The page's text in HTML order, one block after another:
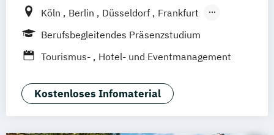
Köln Berlin Düsseldorf
Frankfurt
Hamburg
Idstein München
Wiesbaden
Hannover Dortmund Erfurt Stuttgart
Braunschweig
Berufsbegleitendes Präsenzstudium
Tourismus-
Hotel- und Eventmanagement
Kostenloses Infomaterial